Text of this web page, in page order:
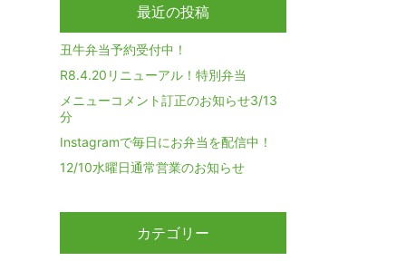
最近の投稿
丑牛弁当予約受付中！
R8.4.20リニューアル！特別弁当
メニューコメント訂正のお知らせ3/13
分
Instagramで毎日にお弁当を配信中！
12/10水曜日通常営業のお知らせ
カテゴリー